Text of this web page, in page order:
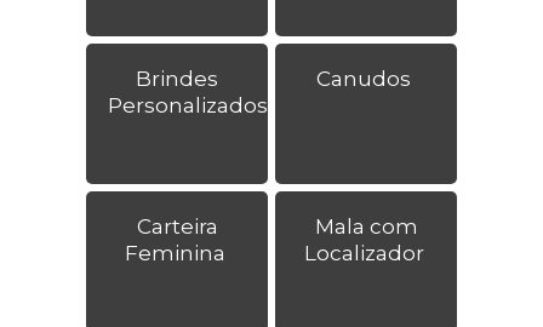
Brindes
Personalizados
Canudos
Carteira
Feminina
Mala com
Localizador